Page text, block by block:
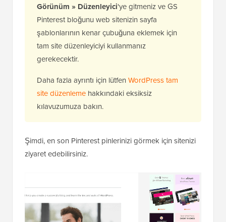
Görünüm » Düzenleyici'ye gitmeniz ve GS
Pinterest bloğunu web sitenizin sayfa
şablonlarının kenar çubuğuna eklemek için
tam site düzenleyiciyi kullanmanız
gerekecektir.
Daha fazla ayrıntı için lütfen WordPress tam
site düzenleme hakkındaki eksiksiz
kılavuzumuza bakın.
Şimdi, en son Pinterest pinlerinizi görmek için sitenizi
ziyaret edebilirsiniz.